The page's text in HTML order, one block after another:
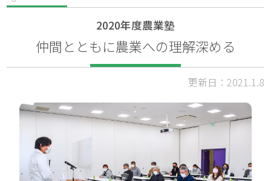
2020年度農業塾
仲間とともに農業への理解深める
更新日：2021.1.8